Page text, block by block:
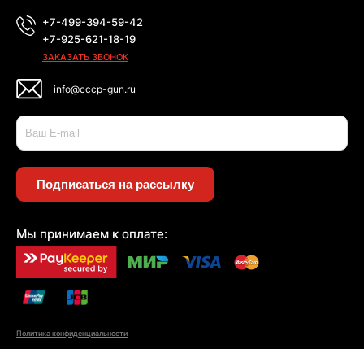
+7-499-394-59-42
+7-925-621-18-19
ЗАКАЗАТЬ ЗВОНОК
info@cccp-gun.ru
Подписаться на рассылку
Мы принимаем к оплате:
Политика конфиденциальности